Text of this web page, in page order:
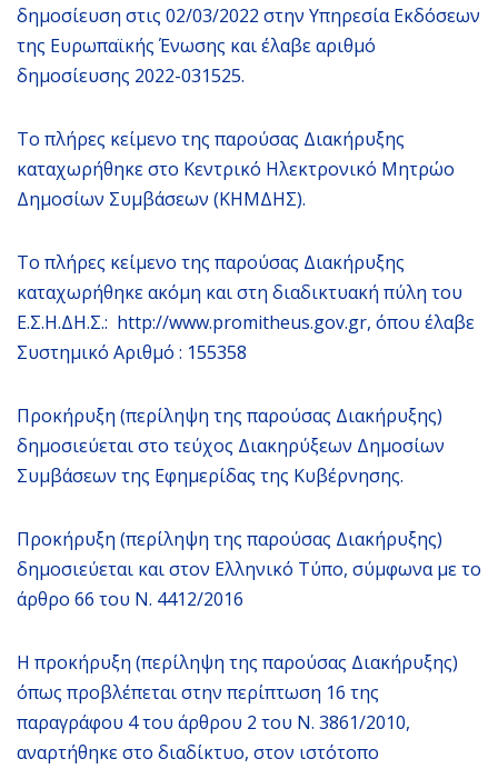
δημοσίευση στις 02/03/2022 στην Υπηρεσία Εκδόσεων
της Ευρωπαϊκής Ένωσης και έλαβε αριθμό
δημοσίευσης 2022-031525.
Το πλήρες κείμενο της παρούσας Διακήρυξης
καταχωρήθηκε στο Κεντρικό Ηλεκτρονικό Μητρώο
Δημοσίων Συμβάσεων (ΚΗΜΔΗΣ).
Το πλήρες κείμενο της παρούσας Διακήρυξης
καταχωρήθηκε ακόμη και στη διαδικτυακή πύλη του
Ε.Σ.Η.ΔΗ.Σ.: http://www.promitheus.gov.gr, όπου έλαβε
Συστημικό Αριθμό : 155358
Προκήρυξη (περίληψη της παρούσας Διακήρυξης)
δημοσιεύεται στο τεύχος Διακηρύξεων Δημοσίων
Συμβάσεων της Εφημερίδας της Κυβέρνησης.
Προκήρυξη (περίληψη της παρούσας Διακήρυξης)
δημοσιεύεται και στον Ελληνικό Τύπο, σύμφωνα με το
άρθρο 66 του Ν. 4412/2016
Η προκήρυξη (περίληψη της παρούσας Διακήρυξης)
όπως προβλέπεται στην περίπτωση 16 της
παραγράφου 4 του άρθρου 2 του Ν. 3861/2010,
αναρτήθηκε στο διαδίκτυο, στον ιστότοπο